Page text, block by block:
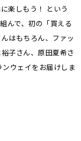
楽しもう！ という
んで、初の「買える
はもちろん、ファッ
子さん、原田夏希さ
ウェイをお届けしま